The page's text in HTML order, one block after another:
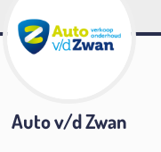
Auto v/d Zwan